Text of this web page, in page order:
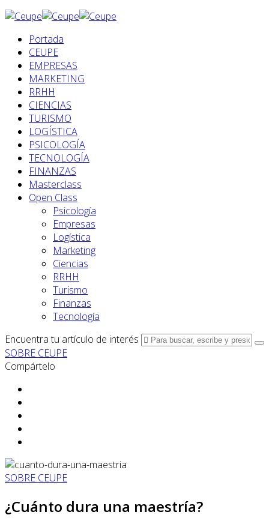
Portada
CEUPE
EMPRESAS
MARKETING
RRHH
CIENCIAS
TURISMO
LOGÍSTICA
PSICOLOGÍA
TECNOLOGÍA
FINANZAS
Masterclass
Open Class
Psicología
Empresas
Logística
Marketing
Ciencias
RRHH
Turismo
Finanzas
Tecnología
Encuentra tu artículo de interés
SOBRE CEUPE
Compártelo
SOBRE CEUPE
¿Cuánto dura una maestría?